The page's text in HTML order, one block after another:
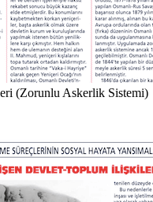
(Zorunlu Askerlik Sistemi)